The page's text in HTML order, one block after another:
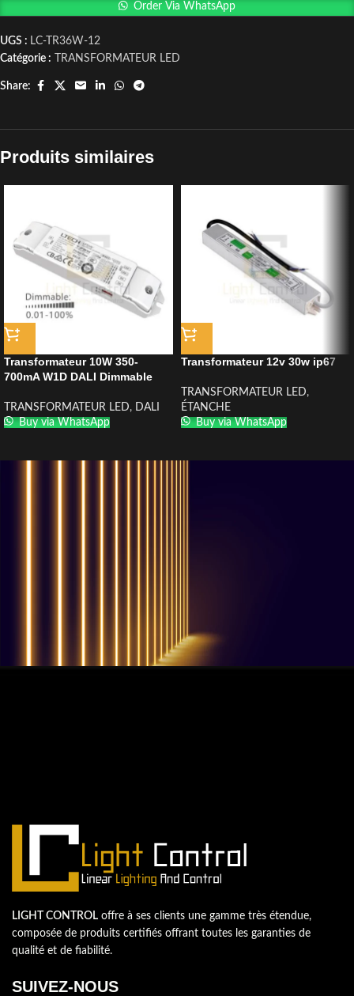
Order Via WhatsApp
UGS : LC-TR36W-12
Catégorie :
TRANSFORMATEUR LED
Share:
Produits similaires
Transformateur 10W 350-
700mA W1D DALI Dimmable
TRANSFORMATEUR LED, DALI
Buy via WhatsApp
Transformateur 12v 30w ip67
TRANSFORMATEUR LED,
ÉTANCHE
Buy via WhatsApp
LIGHT CONTROL offre à ses clients une gamme très étendue,
composée de produits certifiés offrant toutes les garanties de
qualité et de fiabilité.
SUIVEZ-NOUS